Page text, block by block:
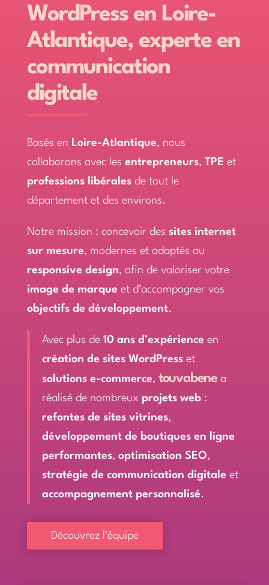
WordPress en Loire-
Atlantique, experte en
communication
digitale
Basés en Loire-Atlantique, nous
collaborons avec les entrepreneurs, TPE et
professions libéralesde tout le
département et des environs.
Notre mission : concevoir des sites internet
sur mesure, modernes et adaptés au
responsive design, afin de valoriser votre
image de marque et d’accompagner vos
objectifs de développement.
Avec plus de 10 ans d’expérience en
création de sites WordPresset
solutions e-commerce, touvabene a
réalisé de nombreux projets web:
refontes de sites vitrines,
développement de boutiques en ligne
performantes, optimisation SEO,
stratégie de communication digitale et
accompagnement personnalisé.
Découvrez l'équipe